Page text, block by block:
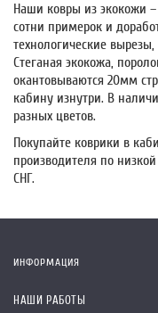
Наши ковры из экокожи –
сотни примерок и
технологические
Стеганая экокожа,
окантовываются 20мм
кабину изнутри. В
разных цветов.
Покупайте коврики в
производителя по
СНГ.
ИНФОРМАЦИЯ
НАШИ РАБОТЫ